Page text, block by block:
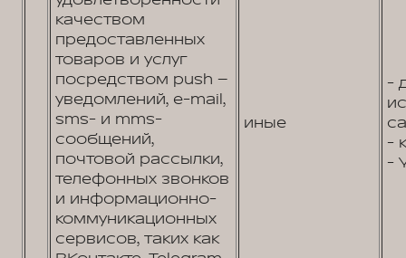
качеством
предоставленных
товаров и услуг
посредством push –
уведомлений, e-mail,
sms- и mms-
сообщений,
почтовой рассылки,
телефонных звонков
и информационно-
коммуникационных
сервисов, таких как
иные
-
-
-